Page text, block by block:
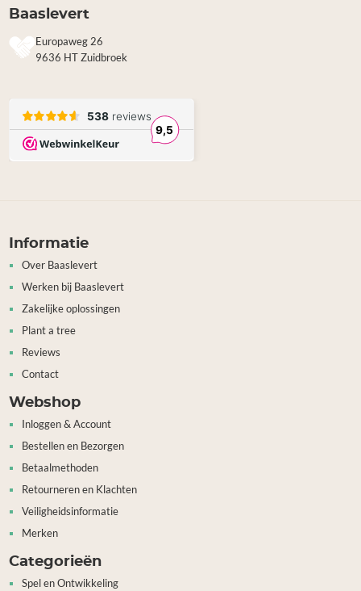
Baaslevert
Europaweg 26
9636 HT Zuidbroek
Informatie
Over Baaslevert
Werken bij Baaslevert
Zakelijke oplossingen
Plant a tree
Reviews
Contact
Webshop
Inloggen & Account
Bestellen en Bezorgen
Betaalmethoden
Retourneren en Klachten
Veiligheidsinformatie
Merken
Categorieën
Spel en Ontwikkeling